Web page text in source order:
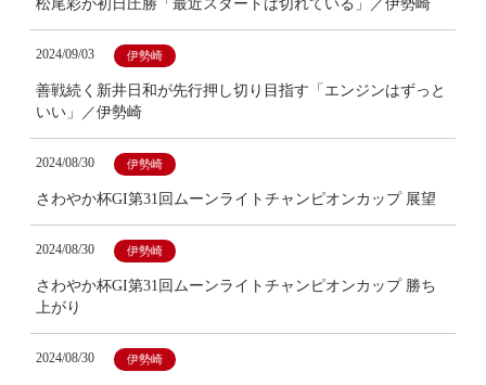
松尾彩が初日圧勝「最近スタートは切れている」／伊勢崎
2024/09/03 伊勢崎
善戦続く新井日和が先行押し切り目指す「エンジンはずっと
いい」／伊勢崎
2024/08/30 伊勢崎
さわやか杯GI第31回ムーンライトチャンピオンカップ 展望
2024/08/30 伊勢崎
さわやか杯GI第31回ムーンライトチャンピオンカップ 勝ち
上がり
2024/08/30 伊勢崎